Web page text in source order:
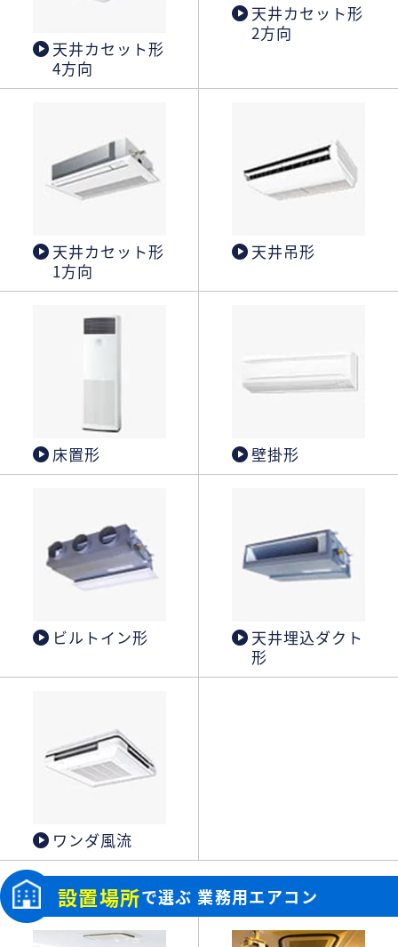
天井カセット形
4方向
天井カセット形
2方向
天井カセット形
1方向
天井吊形
床置形 壁掛形
ビルトイン形
天井埋込ダクト
形
ワンダ風流
設置場所で選ぶ 業務用エアコン